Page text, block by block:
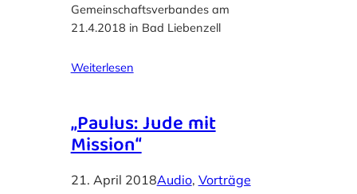
Gemeinschaftsverbandes am
21.4.2018 in Bad Liebenzell
Weiterlesen
„Paulus: Jude mit
Mission“
21. April 2018Audio, Vorträge